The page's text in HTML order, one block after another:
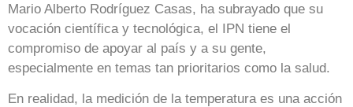
Mario Alberto Rodríguez Casas, ha subrayado que su
vocación científica y tecnológica, el IPN tiene el
compromiso de apoyar al país y a su gente,
especialmente en temas tan prioritarios como la salud.
En realidad, la medición de la temperatura es una acción